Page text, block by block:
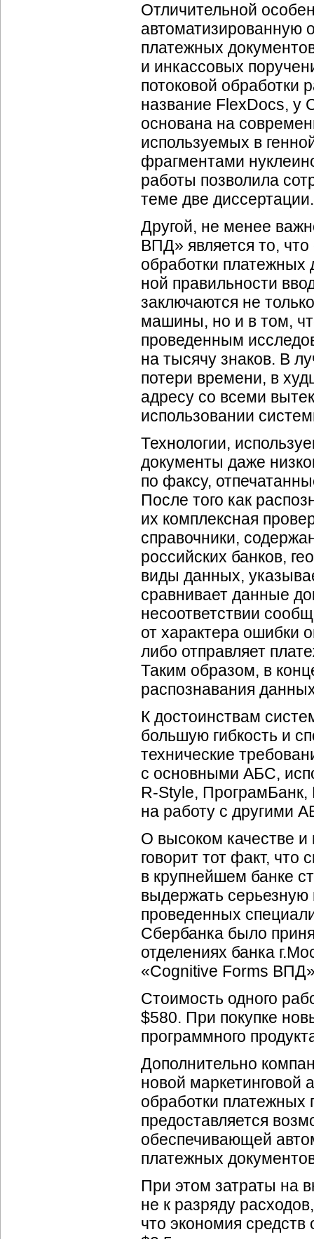
Отличительной
автоматизированную
платежных
и инкассовых
потоковой
название FlexDocs, у
основана на
используемых в
фрагментами
работы позволила
теме две диссертации.
Другой, не менее
ВПД» является то,
обработки платежных
ной правильности
заключаются не
машины, но и в том,
проведенным
на тысячу знаков. В
потери времени, в
адресу со всеми
использовании
Технологии,
документы даже
по факсу,
После того как
их комплексная
справочники,
российских банков,
виды данных,
сравнивает данные
несоответствии
от характера ошибки
либо отправляет
Таким образом, в
распознавания
К достоинствам
большую гибкость и
технические
с основными АБС,
R-Style, ПрограмБанк,
на работу с другими
О высоком качестве
говорит тот факт,
в крупнейшем банке
выдержать серьезную
проведенных
Сбербанка было
отделениях банка
«Cognitive Forms
Стоимость одного
$580. При покупке
программного
Дополнительно
новой
обработки платежных
предоставляется
обеспечивающей
платежных
При этом затраты на
не к разряду
что экономия